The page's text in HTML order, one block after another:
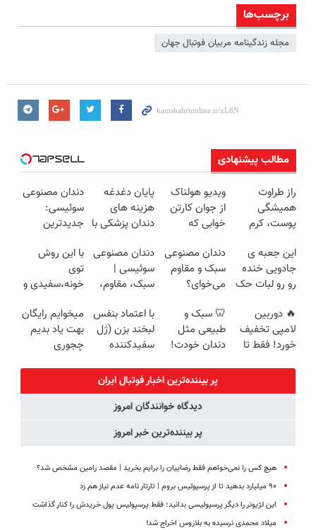
برچسب‌ها
مجله زندگینامه مربیان فوتبال جهان
مطالب پیشنهادی
راز طراوت
همیشگی
پوست، کرم
با 45%تخفیف
ویدیو هولناک
از جوان کارتن
خوابی که
آموزش رایگان
پایان دغدغه
هزینه های
دندان پزشکی با
کننده خانگی
دندان مصنوعی
سوئیسی:
جدیدترین
سبک و مقاوم |
پرداخت قسطی
این جعبه ی
جادویی خنده
رو رو لبات حک
خرید40%تخفیف
دندان مصنوعی
سبک و مقاوم
می‌خوای؟
اقساطی هم
داریم!😍 | 📍
تهران
دندان مصنوعی
سوئیسی |
سبک، مقاوم،
رایگان+پرداخت
اقساطی😍
با این روش
توی
خونه،سفیدی و
برگردون
(40%off)
🔥 دوربین
لامپی تخفیف
خورد! فقط تا
🦷 سبک و
طبیعی مثل
دندان خودت!
پرداخت
اقساطی 💳 📍
با اعتماد بنفس
لبخند بزن (ژل
سفیدکننده
میخوایم رایگان
بهت یاد بدیم
چجوری
مجانیه
پر بیننده‌ترین اخبار فوتبال ايران
دیدگاه خوانندگان امروز
پر بیننده‌ترین خبر امروز
هیچ کس را نمی‌خواهم فقط رضاییان را برایم بخرید | مقصد رامین مشخص شد؟
۹۰ میلیارد بدهید تا از پرسپولیس بروم | تارتار نامه عدم نیاز هم زد
این لژیونر را دیگر پرسپولیسی بدانید؛ فقط پرسپولیس پول خریدش را کنار گذاشت
میلاد محمدی نرسیده به بلاروس اخراج شد!